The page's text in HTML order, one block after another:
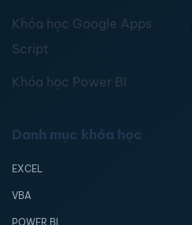
Khóa học Google Apps
Script
Khóa học Power BI
Danh mục khóa học
EXCEL
VBA
POWER BI